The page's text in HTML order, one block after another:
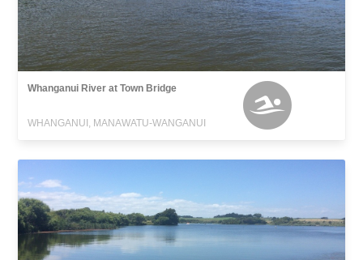
Whanganui River at Town Bridge
WHANGANUI, MANAWATU-WANGANUI